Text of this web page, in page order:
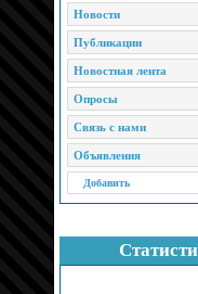
Новости
Публикации
Новостная лента
Опросы
Связь с нами
Объявления
Добавить